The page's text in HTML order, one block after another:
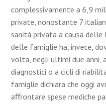
complessivamente a 6,9
private, nonostante 7
sanità privata a causa
delle famiglie ha, invece,
volta, negli ultimi due anni,
diagnostici o a cicli di
famiglie dichiara che oggi
aﬀrontare spese mediche